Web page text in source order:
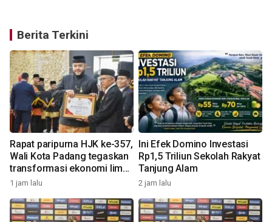
Berita Terkini
Rapat paripurna HJK ke-357,
Wali Kota Padang tegaskan
transformasi ekonomi lima
tahun kedepan
1 jam lalu
Ini Efek Domino Investasi
Rp1,5 Triliun Sekolah Rakyat
Tanjung Alam
2 jam lalu